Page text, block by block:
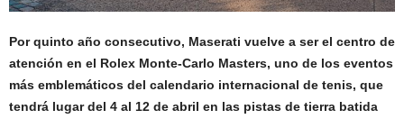
Por quinto año consecutivo, Maserati vuelve a ser el centro de
atención en el Rolex Monte-Carlo Masters, uno de los eventos
más emblemáticos del calendario internacional de tenis, que
tendrá lugar del 4 al 12 de abril en las pistas de tierra batida